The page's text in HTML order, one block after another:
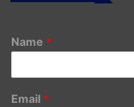
Name *
Email *